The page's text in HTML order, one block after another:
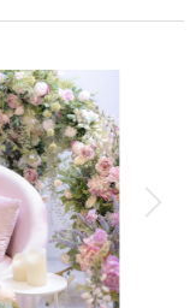
新郎衣装2着
小物一式
台紙付写真
挙式
ペットと撮影
エ、靴など）、新郎ヘア